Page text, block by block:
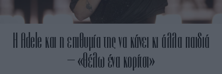
Η Adele και η επιθυμία της να κάνει κι άλλα παιδιά
– «Θέλω ένα κορίτσι»